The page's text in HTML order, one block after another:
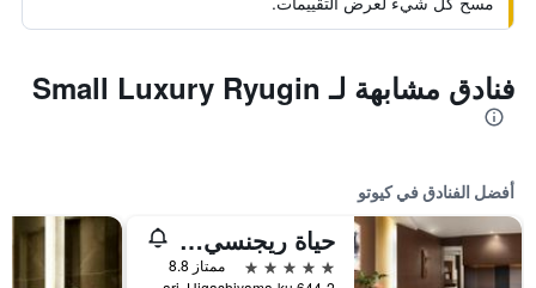
فنادق مشابهة لـ Small Luxury Ryugin
أفضل الفنادق في كيوتو
حياة ريجنسي كيوتو
5 نجوم
ممتاز 8.8